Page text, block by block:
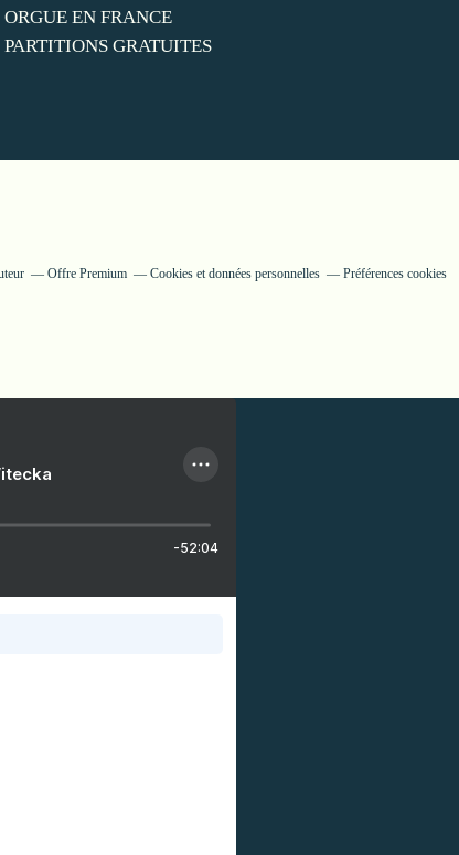
ORGUE EN FRANCE
PARTITIONS GRATUITES
Offre Premium Cookies et données personnelles Préférences cookies
-52:04